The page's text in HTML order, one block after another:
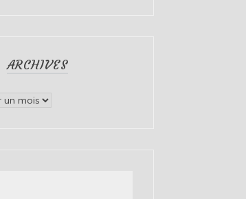
ARCHIVES